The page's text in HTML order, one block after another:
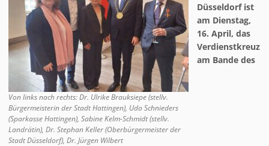
Von links nach rechts: Dr. Ulrike Brauksiepe (stellv.
Bürgermeisterin der Stadt Hattingen), Udo Schnieders
(Sparkasse Hattingen), Sabine Kelm-Schmidt (stellv.
Landrätin), Dr. Stephan Keller (Oberbürgermeister der
Stadt Düsseldorf), Dr. Jürgen Wilbert
Düsseldorf ist
am Dienstag,
16. April, das
Verdienstkreuz
am Bande des